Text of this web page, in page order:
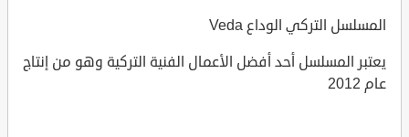
المسلسل التركي الوداع Veda
يعتبر المسلسل أحد أفضل الأعمال الفنية التركية وهو من إنتاج
عام 2012